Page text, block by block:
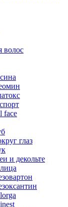
волос
face
глаз
и декольте